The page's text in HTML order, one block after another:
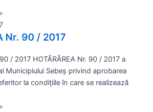
Nr. 90 / 2017
/ 2017 HOTĂRÂREA Nr. 90 / 2017 a
Municipiului Sebeş privind aprobarea
la condiţiile în care se realizează